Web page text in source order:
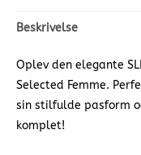
Beskrivelse
Oplev den elegante
Selected Femme.
sin stilfulde pasform
komplet!